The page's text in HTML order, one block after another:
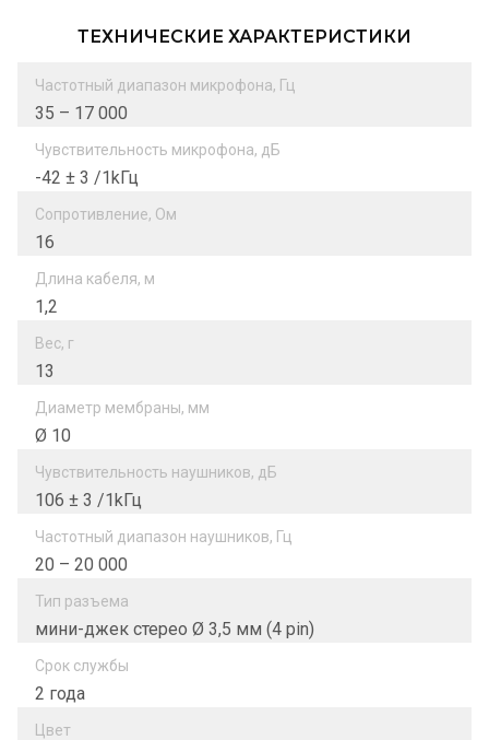
ТЕХНИЧЕСКИЕ ХАРАКТЕРИСТИКИ
Частотный диапазон микрофона, Гц
35 – 17 000
Чувствительность микрофона, дБ
-42 ± 3 /1kГц
Сопротивление, Ом
16
Длина кабеля, м
1,2
Вес, г
13
Диаметр мембраны, мм
Ø 10
Чувствительность наушников, дБ
106 ± 3 /1kГц
Частотный диапазон наушников, Гц
20 – 20 000
Тип разъема
мини-джек стерео Ø 3,5 мм (4 pin)
Срок службы
2 года
Цвет